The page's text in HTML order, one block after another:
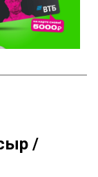
/